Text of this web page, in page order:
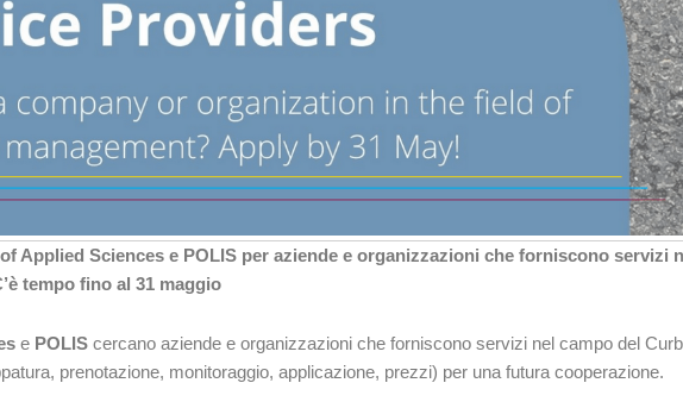
Applied Sciences e POLIS per aziende e organizzazioni che forniscono servizi
tempo fino al 31 maggio
e POLIS cercano aziende e organizzazioni che forniscono servizi nel campo del
prenotazione, monitoraggio, applicazione, prezzi) per una futura cooperazione.